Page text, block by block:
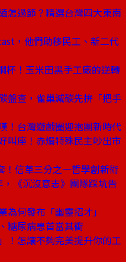
怎過節？精選台灣四大東南
，他們助移民工、新二代
杯！玉米田黑手工廠的逆轉
盤查，雀巢減碳先拚「把手
！台灣遊戲圈迎抱團新時代
叫座！赤燭特殊民主吵出市
！信革三分之一哲學創新術
《沉沒意志》團隊踩坑告
何發布「幽靈招才」
糖尿病患首當其衝
！怎讓不夠完美提升你的工